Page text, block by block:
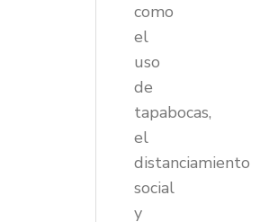
como
el
uso
de
tapabocas,
el
distanciamiento
social
y